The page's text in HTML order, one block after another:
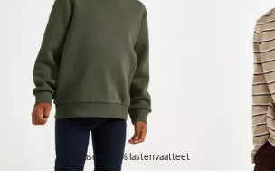
Jäsen: -25% lastenvaatteet